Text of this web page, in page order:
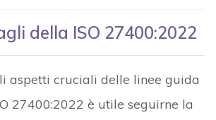
della ISO 27400:2022
aspetti cruciali delle linee guida
27400:2022 è utile seguirne la